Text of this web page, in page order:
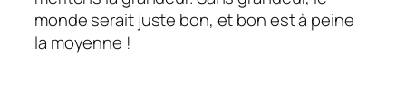
monde serait juste bon, et bon est à peine
la moyenne !